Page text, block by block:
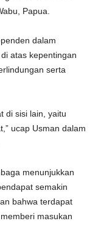
Papua.
dalam
atas kepentingan
serta
di sisi lain, yaitu
ucap Usman dalam
menunjukkan
semakin
bahwa terdapat
masukan